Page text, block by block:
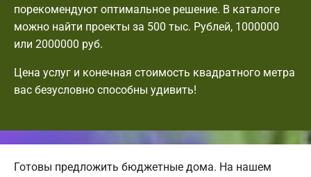
порекомендуют оптимальное решение. В каталоге
можно найти проекты за 500 тыс. Рублей, 1000000
или 2000000 руб.
Цена услуг и конечная стоимость квадратного метра
вас безусловно способны удивить!
Готовы предложить бюджетные дома. На нашем